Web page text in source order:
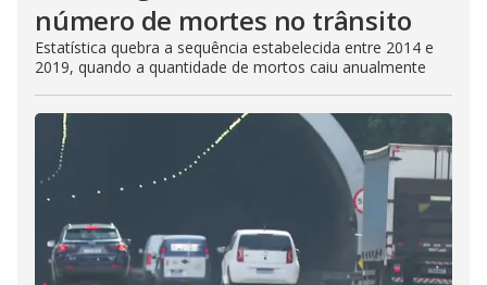
número de mortes no trânsito
Estatística quebra a sequência estabelecida entre 2014 e
2019, quando a quantidade de mortos caiu anualmente